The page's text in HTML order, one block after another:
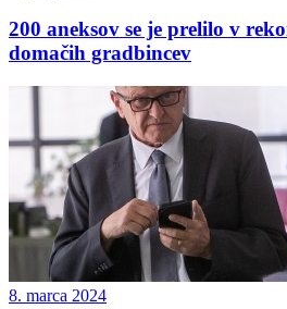
200 aneksov se je prelilo v
domačih gradbincev
8. marca 2024